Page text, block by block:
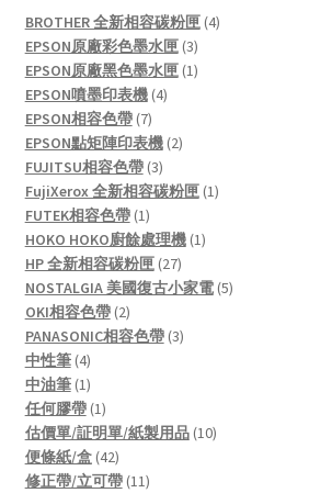
BROTHER 全新相容碳粉匣 44
EPSON原廠彩色墨水匣 33
products
EPSON原廠黑色墨水匣 11
EPSON噴墨印表機 44
EPSON相容色帶 77
products
EPSON點矩陣印表機 22
FUJITSU相容色帶 33
products
FujiXerox 全新相容碳粉匣 11
FUTEK相容色帶 11
product
HOKO HOKO廚餘處理機 11
HP 全新相容碳粉匣 2727
products
NOSTALGIA 美國復古小家電 55
OKI相容色帶 22
products
PANASONIC相容色帶 33
中性筆 44
products
中油筆 11
product
任何膠帶 11
product
估價單/証明單/紙製用品 1010
便條紙/盒 4242
products
修正帶/立可帶 1111